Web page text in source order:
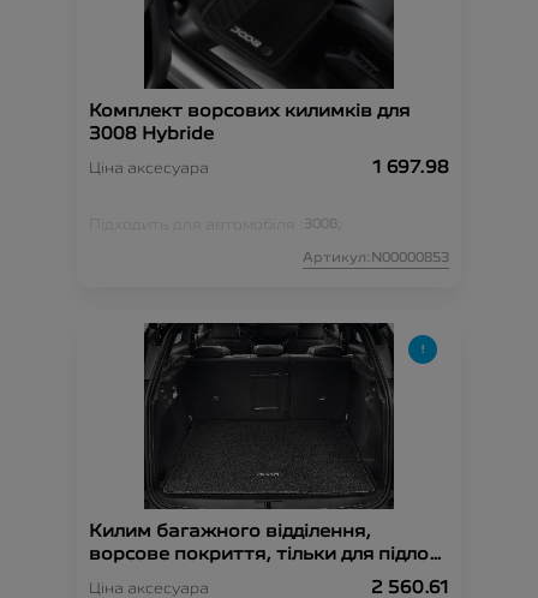
Комплект ворсових килимків для
3008 Hybride
Ціна аксесуара 1 697.98
Підходить для автомобіля : 3008;
Артикул:N00000853
Килим багажного відділення,
ворсове покриття, тільки для підлоги
Ціна аксесуара 2 560.61